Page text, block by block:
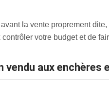
la vente proprement
votre budget et de
vendu aux enchères